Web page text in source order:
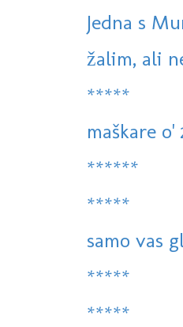
Jedna s
žalim, ali
*****
maškare
******
*****
samo vas
*****
*****